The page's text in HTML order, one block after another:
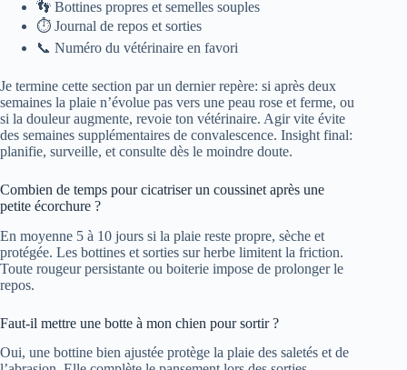
👣 Bottines propres et semelles souples
⏱️ Journal de repos et sorties
📞 Numéro du vétérinaire en favori
Je termine cette section par un dernier repère: si après deux
semaines la plaie n’évolue pas vers une peau rose et ferme, ou
si la douleur augmente, revoie ton vétérinaire. Agir vite évite
des semaines supplémentaires de convalescence. Insight final:
planifie, surveille, et consulte dès le moindre doute.
Combien de temps pour cicatriser un coussinet après une
petite écorchure ?
En moyenne 5 à 10 jours si la plaie reste propre, sèche et
protégée. Les bottines et sorties sur herbe limitent la friction.
Toute rougeur persistante ou boiterie impose de prolonger le
repos.
Faut-il mettre une botte à mon chien pour sortir ?
Oui, une bottine bien ajustée protège la plaie des saletés et de